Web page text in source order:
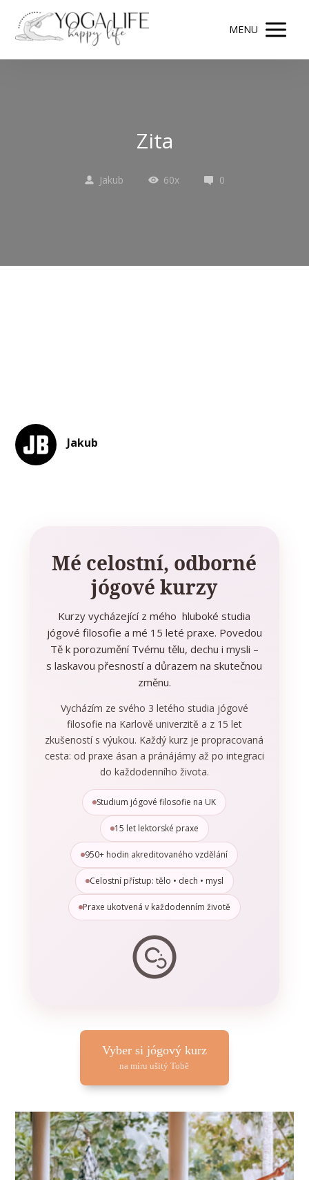
MENU
Zita
Jakub 60x 0
Jakub
Mé celostní, odborné
jógové kurzy
Kurzy vycházející z mého hluboké studia
jógové filosofie a mé 15 leté praxe. Povedou
Tě k porozumění Tvému tělu, dechu i mysli –
s laskavou přesností a důrazem na skutečnou
změnu.
Vycházím ze svého 3 letého studia jógové
filosofie na Karlově univerzitě a z 15 let
zkušeností s výukou. Každý kurz je propracovaná
cesta: od praxe ásan a pránájámy až po integraci
do každodenního života.
Studium jógové filosofie na UK
15 let lektorské praxe
950+ hodin akreditovaného vzdělání
Celostní přístup: tělo • dech • mysl
Praxe ukotvená v každodenním životě
Vyber si jógový kurz
na míru ušitý Tobě